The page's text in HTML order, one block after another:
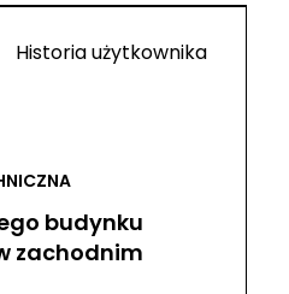
Historia użytkownika
budynku
zachodnim